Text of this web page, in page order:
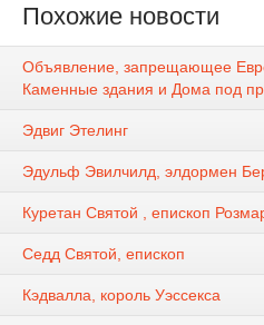
Похожие новости
Объявление, запрещающее
Каменные здания и Дома под
Эдвиг Этелинг
Эдульф Эвилчилд, элдормен
Куретан Святой , епископ
Седд Святой, епископ
Кэдвалла, король Уэссекса